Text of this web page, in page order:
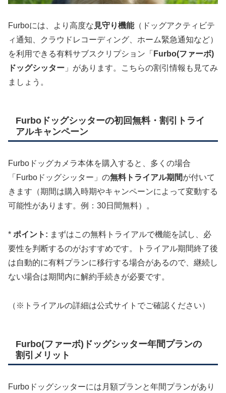
Furboには、より高度な 見守り機能（ドッグアクティビテ
ィ通知、クラウドレコーディング、ホーム緊急通知など）
を利用できる有料サブスクリプション「 Furbo(ファーボ)
ドッグシッター 」があります。こちらの割引情報も見てみ
ましょう。
Furboドッグシッターの初回無料・割引トライ
アルキャンペーン
Furboドッグカメラ本体を購入すると、多くの場合
「Furboドッグシッター」の無料トライアル期間が付いて
きます（期間は購入時期やキャンペーンによって変動する
可能性があります。例：30日間無料）。
* ポイント: まずはこの無料トライアルで機能を試し、必
要性を判断するのがおすすめです。トライアル期間終了後
は自動的に有料プランに移行する場合があるので、継続し
ない場合は期間内に解約手続きが必要です。
（※トライアルの詳細は公式サイトでご確認ください）
Furbo(ファーボ)ドッグシッター年間プランの
割引メリット
Furboドッグシッターには月額プランと年間プランがあり